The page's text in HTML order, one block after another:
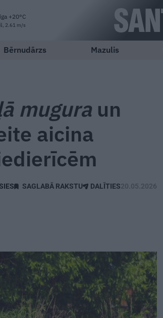
+20°C
2.61 m/s
Bērnudārzs Mazulis
mugura un
aicina
SAGLABĀ RAKSTU DALĪTIES20.05.2026